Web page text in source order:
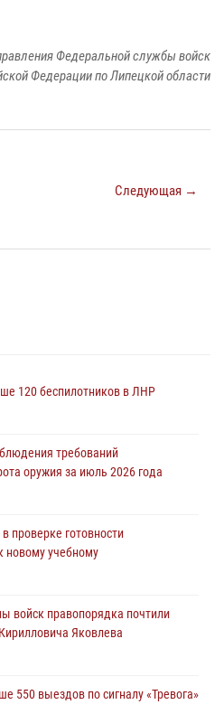
Федеральной службы войск
Федерации по Липецкой области
Следующая →
120 беспилотников в ЛНР
требований
оружия за июль 2026 года
проверке готовности
новому учебному
войск правопорядка почтили
Яковлева
550 выездов по сигналу «Тревога»